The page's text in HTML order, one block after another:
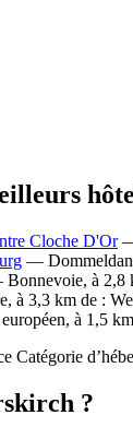
Cloche D'Or—
—
à 2,8
à 3,3 km de :
à 1,5
Catégorie
?